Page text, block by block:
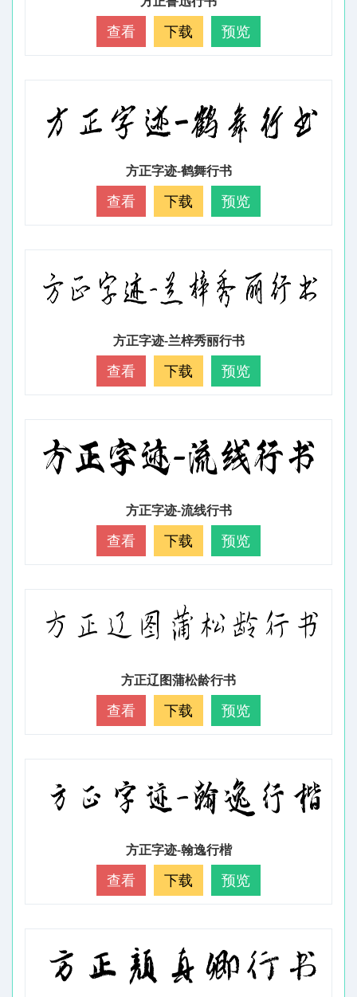
查看 下载 预览
方正字迹-鹤舞行书
查看 下载 预览
方正字迹-兰梓秀丽行书
查看 下载 预览
方正字迹-流线行书
查看 下载 预览
方正辽图蒲松龄行书
查看 下载 预览
方正字迹-翰逸行楷
查看 下载 预览